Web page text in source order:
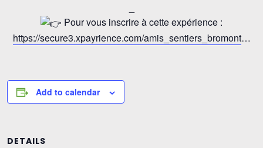
Pour vous inscrire à cette expérience :
https://secure3.xpayrience.com/amis_sentiers_bromont…
Add to calendar
DETAILS